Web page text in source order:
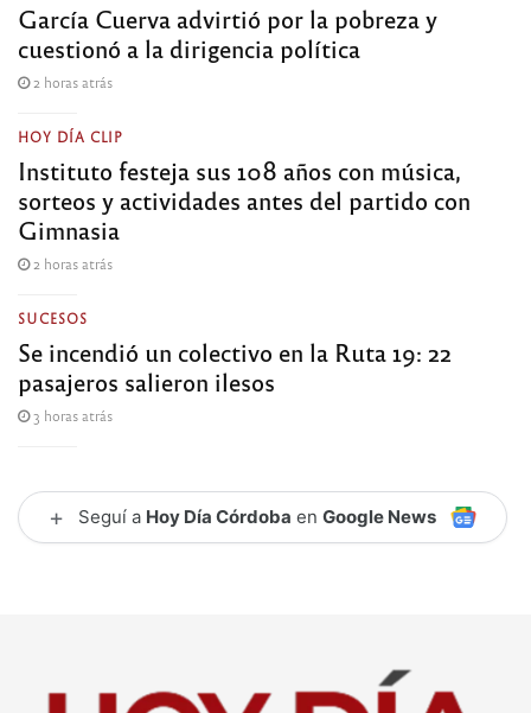
García Cuerva advirtió por la pobreza y
cuestionó a la dirigencia política
2 horas atrás
HOY DÍA CLIP
Instituto festeja sus 108 años con música,
sorteos y actividades antes del partido con
Gimnasia
2 horas atrás
SUCESOS
Se incendió un colectivo en la Ruta 19: 22
pasajeros salieron ilesos
3 horas atrás
+ Seguí a Hoy Día Córdoba en Google News